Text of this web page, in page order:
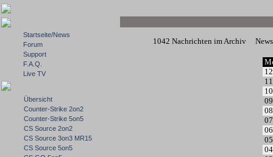
Startseite/News
Forum
Support
F.A.Q.
Live TV
Übersicht
Counter-Strike 2on2
Counter-Strike 5on5
CS Source 2on2
CS Source 3on3 MR15
CS Source 5on5
1042 Nachrichten im Archiv